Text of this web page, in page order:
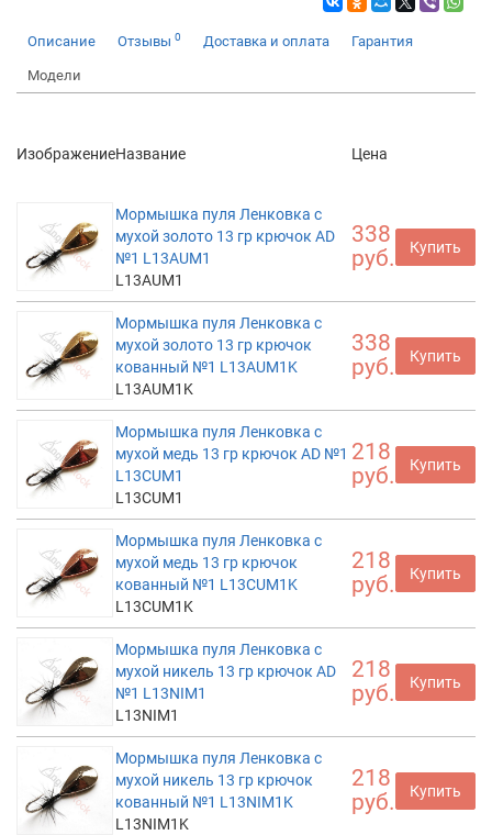
Описание Отзывы 0 Доставка и оплата Гарантия
Модели
ИзображениеНазвание Цена
Мормышка пуля Ленковка с
мухой золото 13 гр крючок AD
№1 L13AUM1
L13AUM1
338
руб.
Купить
Мормышка пуля Ленковка с
мухой золото 13 гр крючок
кованный №1 L13AUM1K
L13AUM1K
338
руб.
Купить
Мормышка пуля Ленковка с
мухой медь 13 гр крючок AD №1
L13CUM1
L13CUM1
218
руб.
Купить
Мормышка пуля Ленковка с
мухой медь 13 гр крючок
кованный №1 L13CUM1K
L13CUM1K
218
руб.
Купить
Мормышка пуля Ленковка с
мухой никель 13 гр крючок AD
№1 L13NIM1
L13NIM1
218
руб.
Купить
Мормышка пуля Ленковка с
мухой никель 13 гр крючок
кованный №1 L13NIM1K
L13NIM1K
218
руб.
Купить